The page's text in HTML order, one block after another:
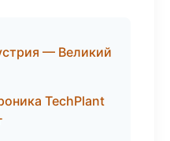
— Великий
TechPlant